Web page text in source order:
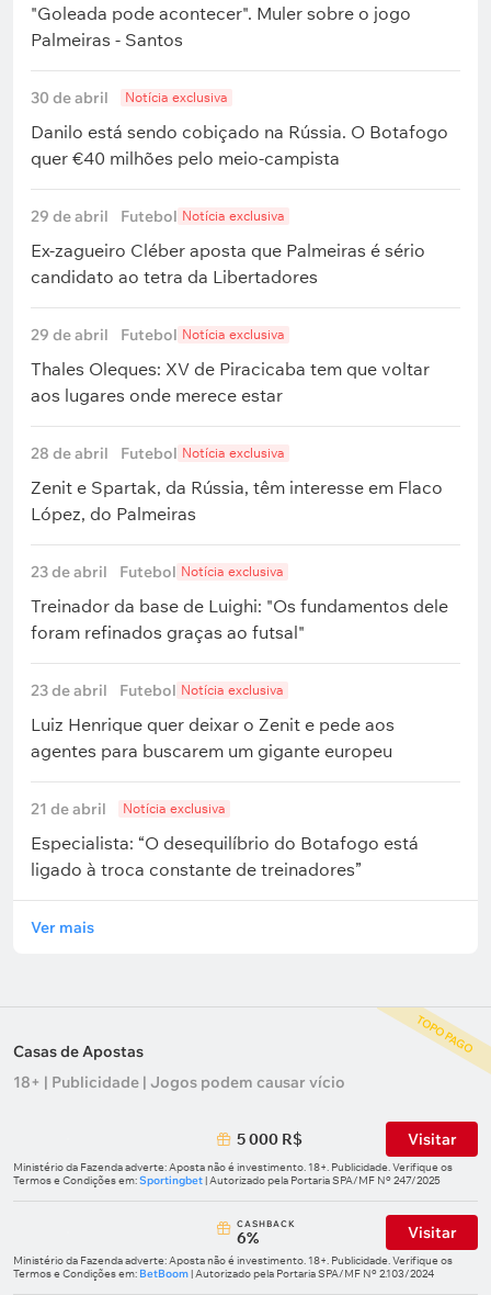
"Goleada pode acontecer". Muler sobre o jogo
Palmeiras - Santos
30 de abril Notícia exclusiva
Danilo está sendo cobiçado na Rússia. O Botafogo
quer €40 milhões pelo meio-campista
29 de abril Futebol Notícia exclusiva
Ex-zagueiro Cléber aposta que Palmeiras é sério
candidato ao tetra da Libertadores
29 de abril Futebol Notícia exclusiva
Thales Oleques: XV de Piracicaba tem que voltar
aos lugares onde merece estar
28 de abril Futebol Notícia exclusiva
Zenit e Spartak, da Rússia, têm interesse em Flaco
López, do Palmeiras
23 de abril Futebol Notícia exclusiva
Treinador da base de Luighi: "Os fundamentos dele
foram refinados graças ao futsal"
23 de abril Futebol Notícia exclusiva
Luiz Henrique quer deixar o Zenit e pede aos
agentes para buscarem um gigante europeu
21 de abril Notícia exclusiva
Especialista: “O desequilíbrio do Botafogo está
ligado à troca constante de treinadores”
Ver mais
TOPO PAGO
Casas de Apostas
18+ | Publicidade | Jogos podem causar vício
5 000 R$ Visitar
Ministério da Fazenda adverte: Aposta não é investimento. 18+. Publicidade. Verifique os
Termos e Condições em:Sportingbet| Autorizado pela Portaria SPA/MF Nº 247/2025
СASHBACK
6% Visitar
Ministério da Fazenda adverte: Aposta não é investimento. 18+. Publicidade. Verifique os
Termos e Condições em: BetBoom| Autorizado pela Portaria SPA/MF Nº 2.103/2024